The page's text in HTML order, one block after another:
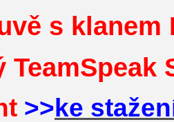
s
TeamSpeak
>>ke